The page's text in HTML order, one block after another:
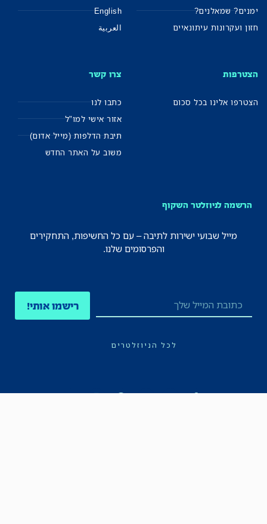
ימנים? שמאלנים?
חזון ועקרונות עיתונאיים
English
العربية
הצטרפות
הצטרפו אלינו בכל סכום
צרו קשר
כתבו לנו
אזור אישי למו"ל
תיבת הדלפות (מייל אדום)
משוב על האתר החדש
הרשמה לניוזלטר השקוף
מייל שבועי ישירות לתיבה – עם כל החשיפות, התחקירים
והפרסומים שלנו.
רישמו אותי!
לכל הניוזלטרים